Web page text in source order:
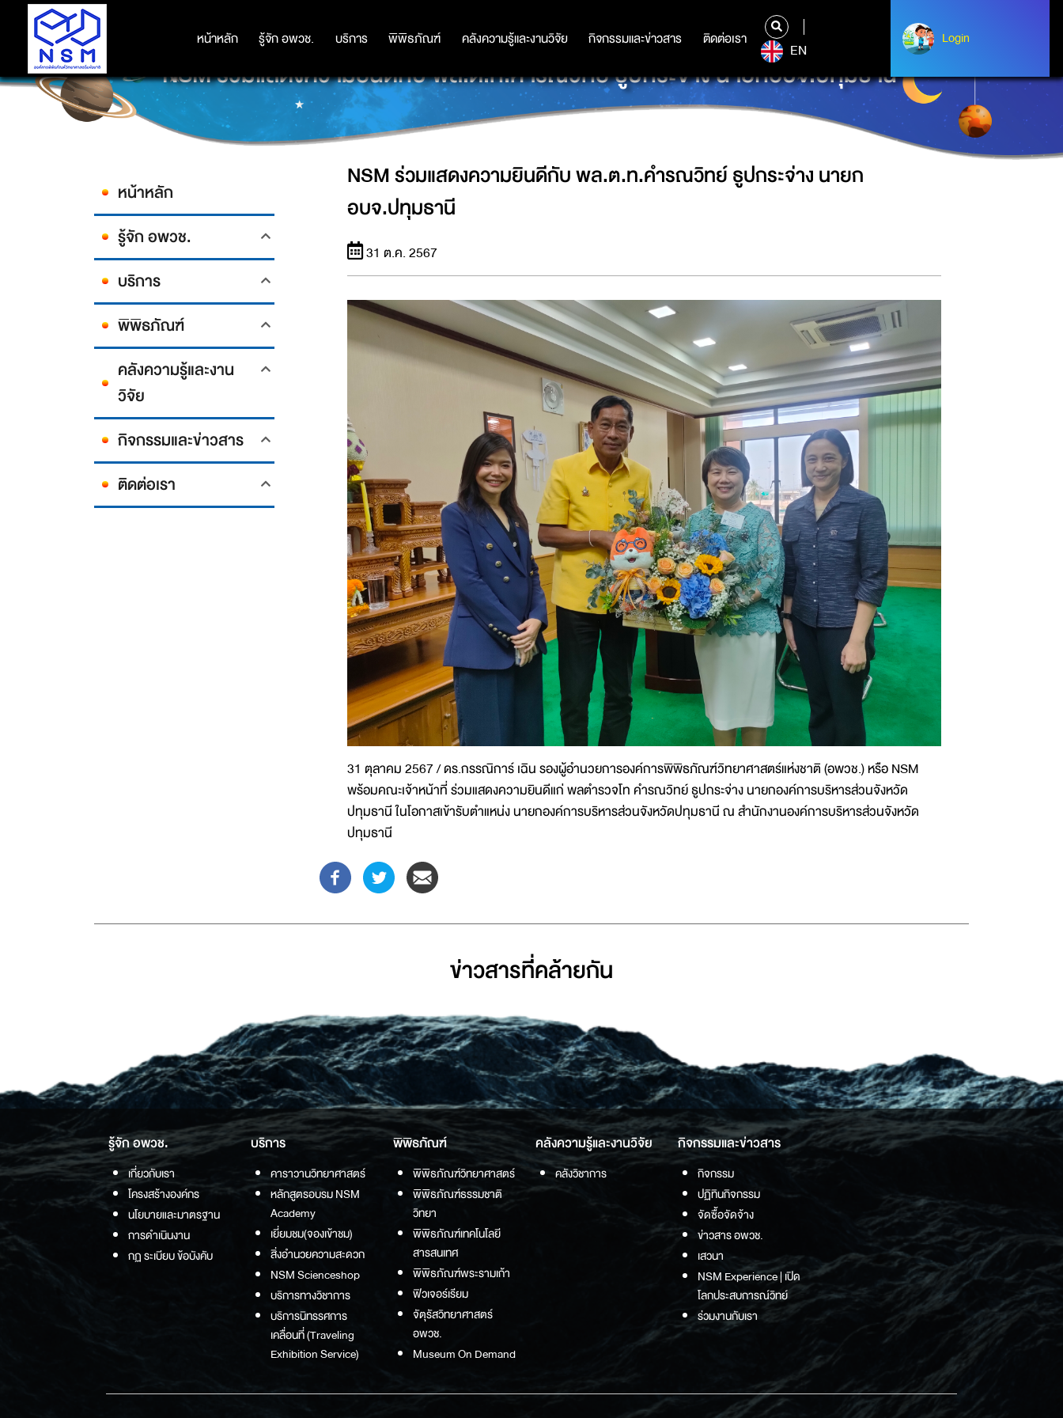
หน้าหลัก รู้จัก อพวช. บริการ พิพิธภัณฑ์ คลังความรู้และงานวิจัย กิจกรรมและข่าวสาร ติดต่อเรา
หน้าหลัก รู้จัก อพวช. บริการ พิพิธภัณฑ์ คลังความรู้และงานวิจัย กิจกรรมและข่าวสาร ติดต่อเรา
EN
Login
Login
NSM ร่วมแสดงความยินดีกับ พล.ต.ท.คำรณวิทย์ ธูปกระจ่าง นายกอบจ.ปทุมธานี
หน้าหลัก
รู้จัก อพวช.
บริการ
พิพิธภัณฑ์
คลังความรู้และงาน
วิจัย
กิจกรรมและข่าวสาร
ติดต่อเรา
NSM ร่วมแสดงความยินดีกับ พล.ต.ท.คำรณวิทย์ ธูปกระจ่าง นายก
อบจ.ปทุมธานี
31 ต.ค. 2567
31 ตุลาคม 2567 / ดร.กรรณิการ์ เฉิน รองผู้อำนวยการองค์การพิพิธภัณฑ์วิทยาศาสตร์แห่งชาติ (อพวช.) หรือ NSM
พร้อมคณะเจ้าหน้าที่ ร่วมแสดงความยินดีแก่ พลตำรวจโท คำรณวิทย์ ธูปกระจ่าง นายกองค์การบริหารส่วนจังหวัด
ปทุมธานี ในโอกาสเข้ารับตำแหน่ง นายกองค์การบริหารส่วนจังหวัดปทุมธานี ณ สำนักงานองค์การบริหารส่วนจังหวัด
ปทุมธานี
ข่าวสารที่่คล้ายกัน
รู้จัก อพวช.
เกี่ยวกับเรา
โครงสร้างองค์กร
นโยบายและมาตรฐาน
การดำเนินงาน
กฏ ระเบียบ ข้อบังคับ
บริการ
คาราวานวิทยาศาสตร์
หลักสูตรอบรม NSM
Academy
เยี่ยมชม(จองเข้าชม)
สิ่งอำนวยความสะดวก
NSM Scienceshop
บริการทางวิชาการ
บริการนิทรรศการ
เคลื่อนที่ (Traveling
Exhibition Service)
พิพิธภัณฑ์
พิพิธภัณฑ์วิทยาศาสตร์
พิพิธภัณฑ์ธรรมชาติ
วิทยา
พิพิธภัณฑ์เทคโนโลยี
สารสนเทศ
พิพิธภัณฑ์พระรามเก้า
ฟิวเจอร์เรียม
จัตุรัสวิทยาศาสตร์
อพวช.
Museum On Demand
คลังความรู้และงานวิจัย
คลังวิชาการ
กิจกรรมและข่าวสาร
กิจกรรม
ปฏิทินกิจกรรม
จัดซื้อจัดจ้าง
ข่าวสาร อพวช.
เสวนา
NSM Experience | เปิด
โลกประสบการณ์วิทย์
ร่วมงานกับเรา